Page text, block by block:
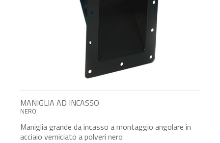
MANIGLIA AD INCASSO
NERO
Maniglia grande da incasso a montaggio angolare in
acciaio verniciato a polveri nero